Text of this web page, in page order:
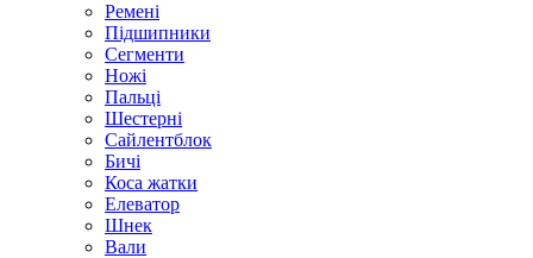
Ремені
Підшипники
Сегменти
Ножі
Пальці
Шестерні
Сайлентблок
Бичі
Коса жатки
Елеватор
Шнек
Вали